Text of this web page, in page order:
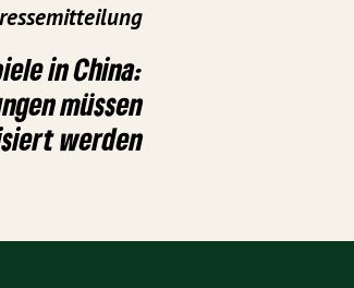
in China:
müssen
werden